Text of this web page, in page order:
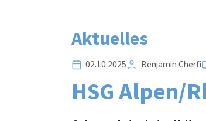
Aktuelles
02.10.2025 Benjamin Cherfi
HSG Alpen/